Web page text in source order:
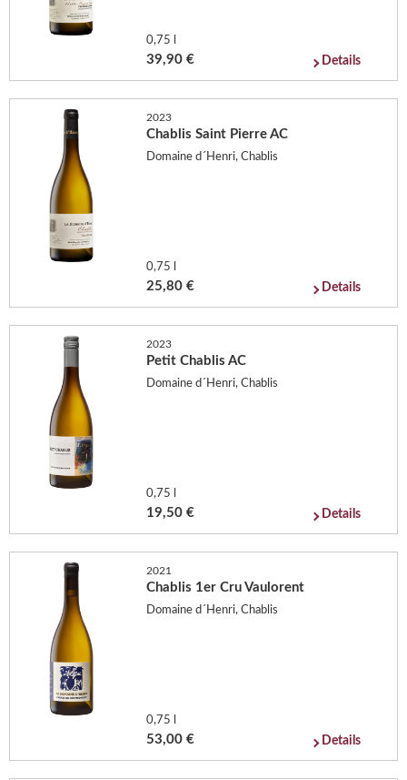
0,75 l
39,90 € Details
2023
Chablis Saint Pierre AC
Domaine d´Henri, Chablis
0,75 l
25,80 € Details
2023
Petit Chablis AC
Domaine d´Henri, Chablis
0,75 l
19,50 € Details
2021
Chablis 1er Cru Vaulorent
Domaine d´Henri, Chablis
0,75 l
53,00 € Details